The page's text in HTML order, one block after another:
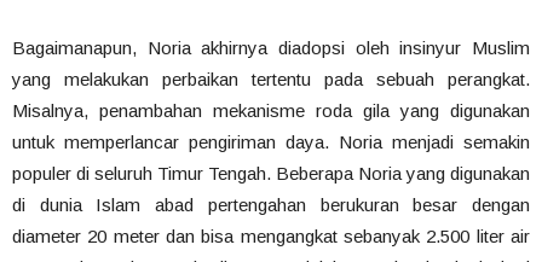
Bagaimanapun, Noria akhirnya diadopsi oleh insinyur Muslim
yang melakukan perbaikan tertentu pada sebuah perangkat.
Misalnya, penambahan mekanisme roda gila yang digunakan
untuk memperlancar pengiriman daya. Noria menjadi semakin
populer di seluruh Timur Tengah. Beberapa Noria yang digunakan
di dunia Islam abad pertengahan berukuran besar dengan
diameter 20 meter dan bisa mengangkat sebanyak 2.500 liter air